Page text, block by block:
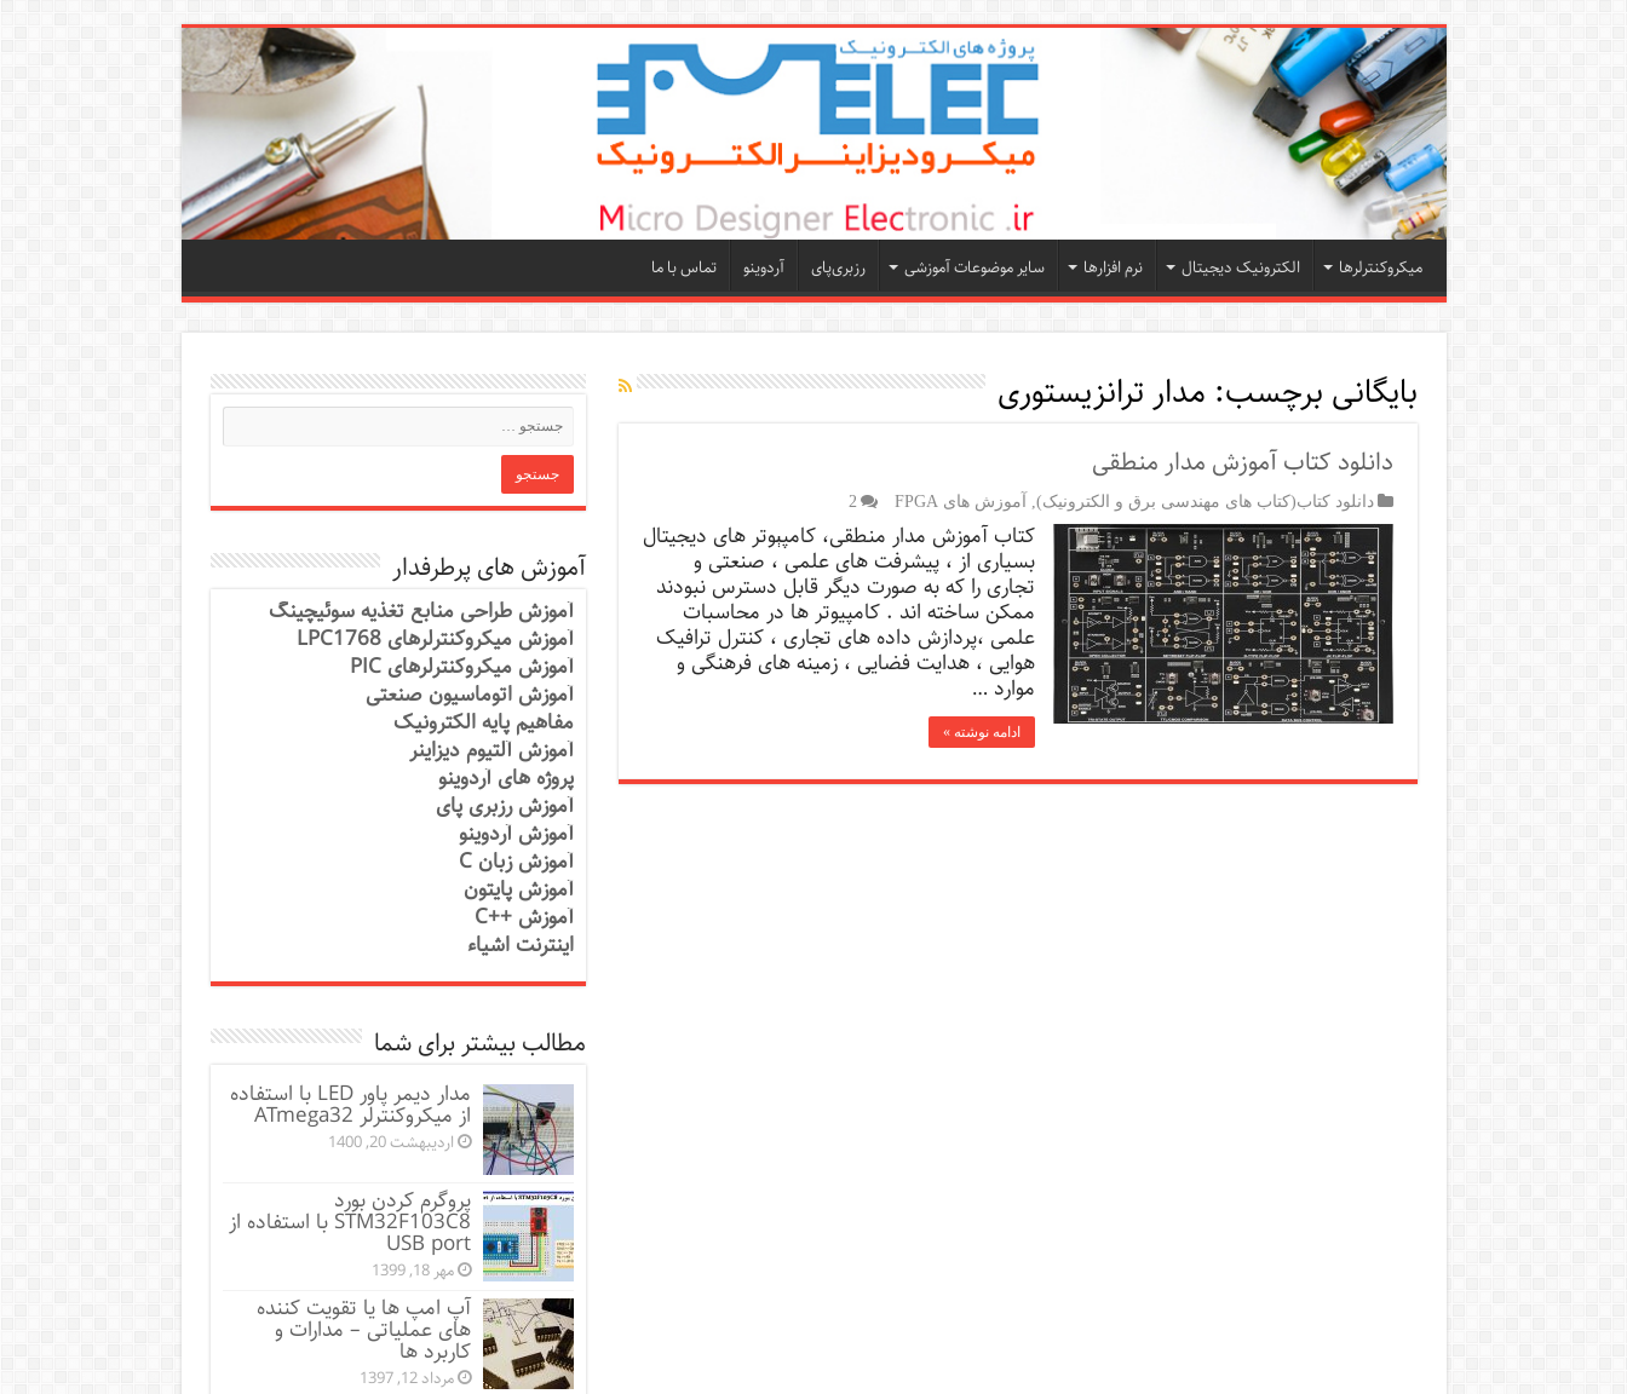
میکروکنترلرها الکترونیک دیجیتال نرم افزارها سایر موضوعات آموزشی رزبری‌پای آردوینو تماس با ما
بایگانی برچسب: مدار ترانزیستوری
دانلود کتاب آموزش مدار منطقی
دانلود کتاب(کتاب های مهندسی برق و الکترونیک) ,آموزش های FPGA 2
کتاب آموزش مدار منطقی، کامپٻوتر های دیجيتال
بسياری از ، پيشرفت های علمی ، صنعتی و
تجاری را که به صورت دیگر قابل دسترس نبودند
ممکن ساخته اند . کامپيوتر ها در محاسبات
علمی ،پردازش داده های تجاری ، کنترل ترافيک
هوایی ، هدایت فضایی ، زمينه های فرهنگی و
موارد …
ادامه نوشته »
آموزش های پرطرفدار
آموزش طراحی منابع تغذیه سوئیچینگ
آموزش میکروکنترلرهای LPC1768
آموزش میکروکنترلرهای PIC
آموزش اتوماسیون صنعتی
مفاهیم پایه الکترونیک
آموزش آلتیوم دیزاینر
پروژه های آردوینو
آموزش رزبری پای
آموزش آردوینو
آموزش زبان C
آموزش پایتون
آموزش ++C
اینترنت اشیاء
مطالب بیشتر برای شما
مدار دیمر پاور LED با استفاده
از میکروکنترلر ATmega32
اردیبهشت 20, 1400
پروگرم کردن بورد
STM32F103C8 با استفاده از
USB port
مهر 18, 1399
آپ امپ ها یا تقویت کننده
های عملیاتی – مدارات و
کاربرد ها
مرداد 12, 1397